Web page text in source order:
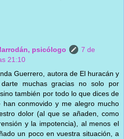
psicólogo
7 de
21:10
Guerrero, autora de El huracán y
muchas gracias no solo por
también por todo lo que dices de
han conmovido y me alegro mucho
dolor (al que se añaden, como
y la impotencia), al menos el
un poco en vuestra situación, a